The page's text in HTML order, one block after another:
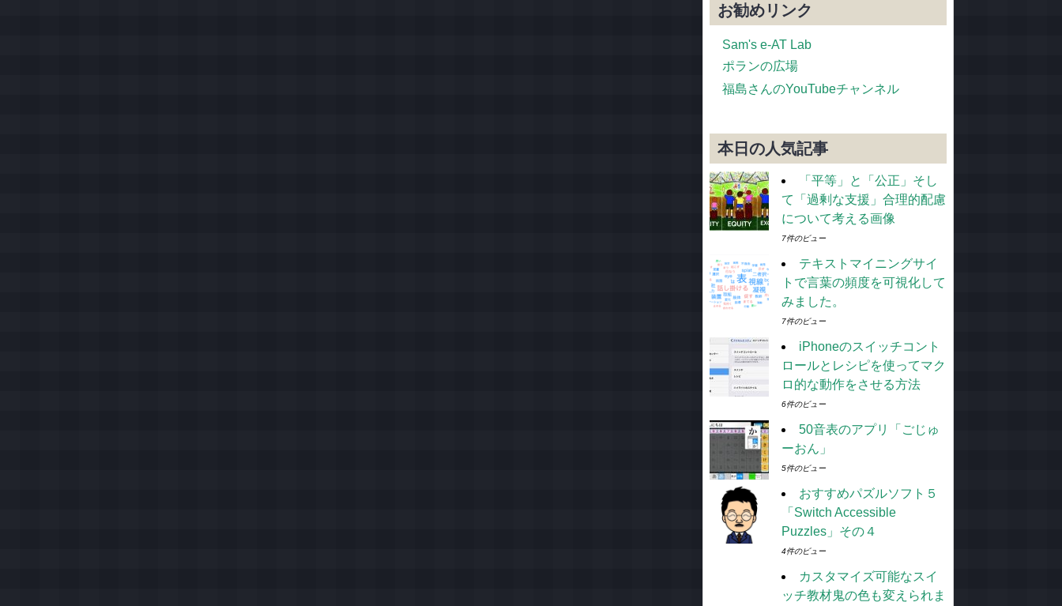
お勧めリンク
Sam's e-AT Lab
ポランの広場
福島さんのYouTubeチャンネル
本日の人気記事
「平等」と「公正」そし
て「過剰な支援」合理的配慮
について考える画像
7件のビュー
テキストマイニングサイ
トで言葉の頻度を可視化して
みました。
7件のビュー
iPhoneのスイッチコント
ロールとレシピを使ってマク
ロ的な動作をさせる方法
6件のビュー
50音表のアプリ「ごじゅ
ーおん」
5件のビュー
おすすめパズルソフト５
「Switch Accessible
Puzzles」その４
4件のビュー
カスタマイズ可能なスイ
ッチ教材鬼の色も変えられま